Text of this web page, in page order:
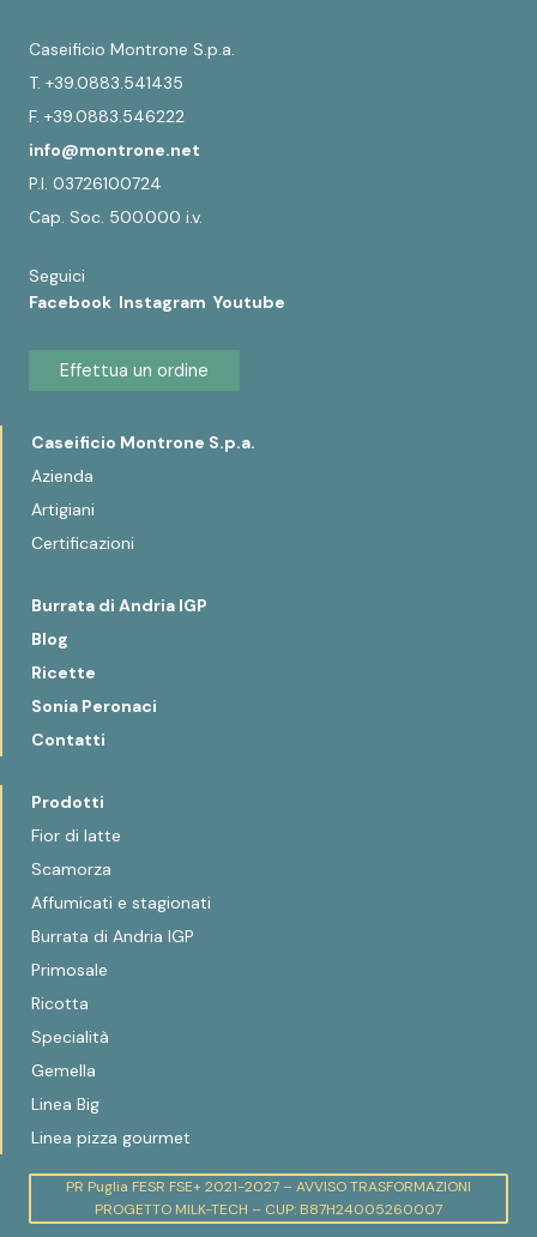
Caseificio Montrone S.p.a.
T. +39.0883.541435
F. +39.0883.546222
info@montrone.net
P.I. 03726100724
Cap. Soc. 500.000 i.v.
Seguici
Facebook Instagram Youtube
Effettua un ordine
Caseificio Montrone S.p.a.
Azienda
Artigiani
Certificazioni
Burrata di Andria IGP
Blog
Ricette
Sonia Peronaci
Contatti
Prodotti
Fior di latte
Scamorza
Affumicati e stagionati
Burrata di Andria IGP
Primosale
Ricotta
Specialità
Gemella
Linea Big
Linea pizza gourmet
PR Puglia FESR FSE+ 2021-2027 – AVVISO TRASFORMAZIONI
PROGETTO MILK-TECH – CUP: B87H24005260007